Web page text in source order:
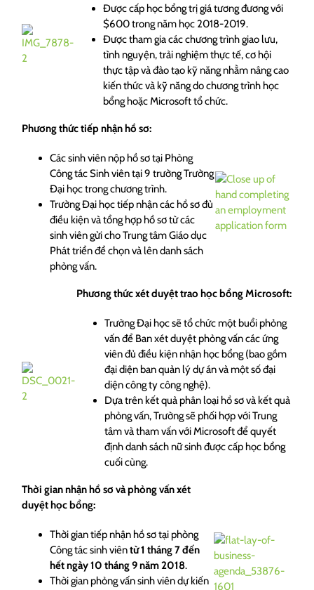
Được cấp học bổng trị giá tương đương với
$600 trong năm học 2018-2019.
Được tham gia các chương trình giao lưu,
tình nguyện, trải nghiệm thực tế, cơ hội
thực tập và đào tạo kỹ năng nhằm nâng cao
kiến thức và kỹ năng do chương trình học
bổng hoặc Microsoft tổ chức.
Phương thức tiếp nhận hồ sơ:
Các sinh viên nộp hồ sơ tại Phòng
Công tác Sinh viên tại 9 trường Trường
Đại học trong chương trình.
Trường Đại học tiếp nhận các hồ sơ đủ
điều kiện và tổng hợp hồ sơ từ các
sinh viên gửi cho Trung tâm Giáo dục
Phát triển để chọn và lên danh sách
phỏng vấn.
Phương thức xét duyệt trao học bổng Microsoft:
Trường Đại học sẽ tổ chức một buổi phỏng
vấn để Ban xét duyệt phỏng vấn các ứng
viên đủ điều kiện nhận học bổng (bao gồm
đại diện ban quản lý dự án và một số đại
diện công ty công nghệ).
Dựa trên kết quả phân loại hồ sơ và kết quả
phỏng vấn, Trường sẽ phối hợp với Trung
tâm và tham vấn với Microsoft để quyết
định danh sách nữ sinh được cấp học bổng
cuối cùng.
Thời gian nhận hồ sơ và phỏng vấn xét
duyệt học bổng:
Thời gian tiếp nhận hồ sơ tại phòng
Công tác sinh viêntừ 1 tháng 7 đến
hết ngày 10 tháng 9 năm 2018.
Thời gian phỏng vấn sinh viên dự kiến